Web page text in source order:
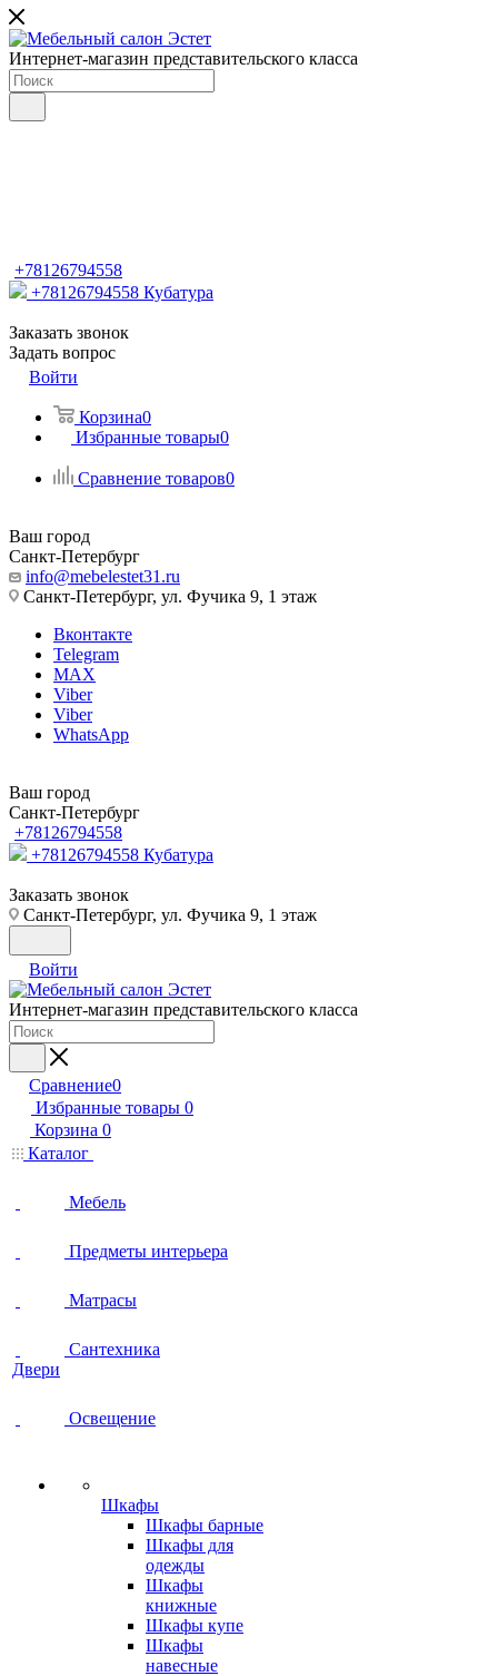
Интернет-магазин представительского класса
+78126794558
+78126794558 Кубатура
Заказать звонок
Задать вопрос
Войти
Корзина0
Избранные товары0
Сравнение товаров0
Ваш город
Санкт-Петербург
info@mebelestet31.ru
Санкт-Петербург, ул. Фучика 9, 1 этаж
Вконтакте
Telegram
MAX
Viber
Viber
WhatsApp
Ваш город
Санкт-Петербург
+78126794558
+78126794558 Кубатура
Заказать звонок
Санкт-Петербург, ул. Фучика 9, 1 этаж
Войти
Интернет-магазин представительского класса
Сравнение0
Избранные товары 0
Корзина 0
Каталог
Мебель
Предметы интерьера
Матрасы
Сантехника
Двери
Освещение
Шкафы
Шкафы барные
Шкафы для
одежды
Шкафы
книжные
Шкафы купе
Шкафы
навесные